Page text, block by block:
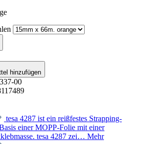
hinzufügen
00
tesa 4287 ist ein reißfestes Strapping-
einer MOPP-Folie mit einer
tesa 4287 zei… Mehr